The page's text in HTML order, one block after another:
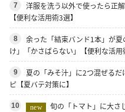
7
洋服を洗う以外で使ったら正
【便利な活用術3選】
8
余った「結束バンド1本」が
け」「かさばらない」【便利な活用
9
夏の「みそ汁」に2つ混ぜる
ピ【夏バテ対策に】
10 new
旬の「トマト」に大さ